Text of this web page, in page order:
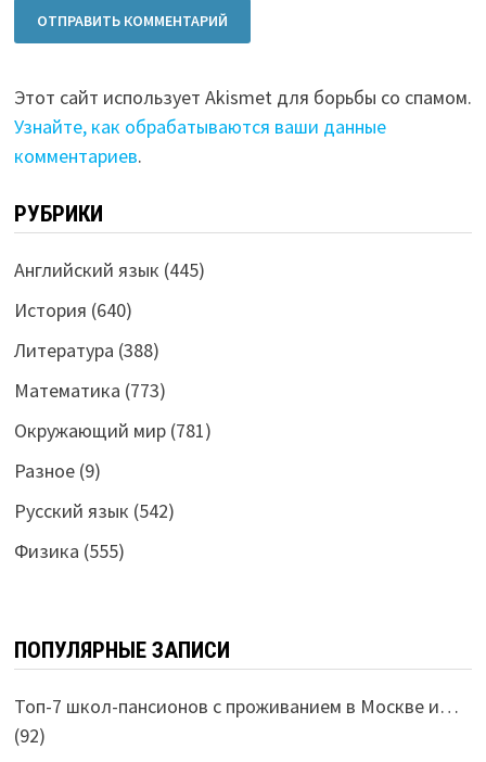
Этот сайт использует Akismet для борьбы со спамом.
Узнайте, как обрабатываются ваши данные
комментариев.
РУБРИКИ
Английский язык (445)
История (640)
Литература (388)
Математика (773)
Окружающий мир(781)
Разное(9)
Русский язык (542)
Физика (555)
ПОПУЛЯРНЫЕ ЗАПИСИ
Топ-7 школ-пансионов с проживанием в Москве и…
(92)